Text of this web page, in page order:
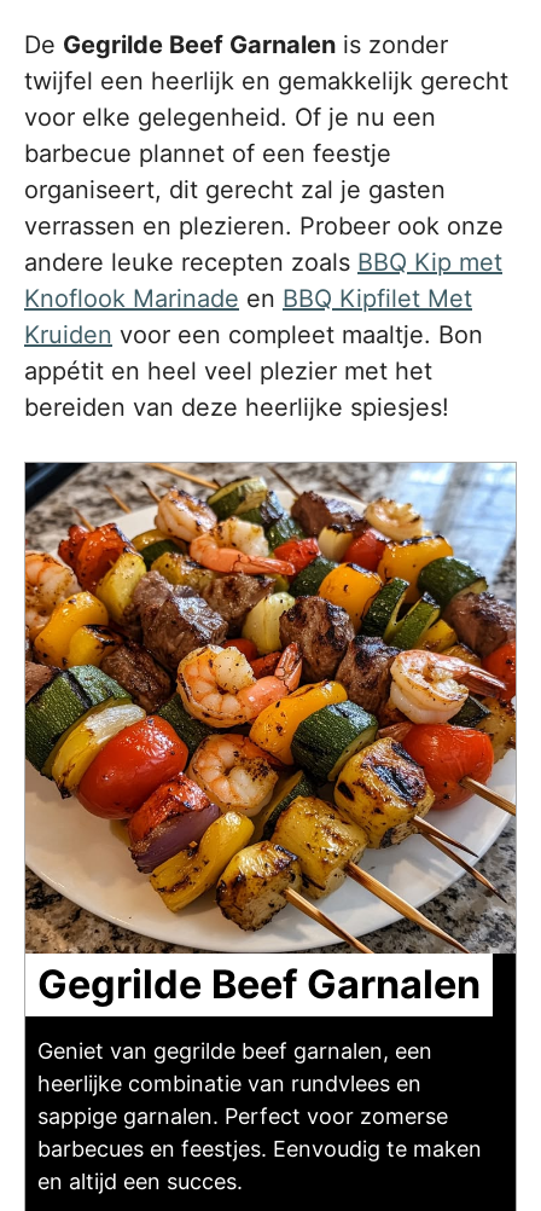
De Gegrilde Beef Garnalen is zonder
twijfel een heerlijk en gemakkelijk gerecht
voor elke gelegenheid. Of je nu een
barbecue plannet of een feestje
organiseert, dit gerecht zal je gasten
verrassen en plezieren. Probeer ook onze
andere leuke recepten zoals BBQ Kip met
Knoflook Marinade en BBQ Kipfilet Met
Kruiden voor een compleet maaltje. Bon
appétit en heel veel plezier met het
bereiden van deze heerlijke spiesjes!
Gegrilde Beef Garnalen
Geniet van gegrilde beef garnalen, een
heerlijke combinatie van rundvlees en
sappige garnalen. Perfect voor zomerse
barbecues en feestjes. Eenvoudig te maken
en altijd een succes.